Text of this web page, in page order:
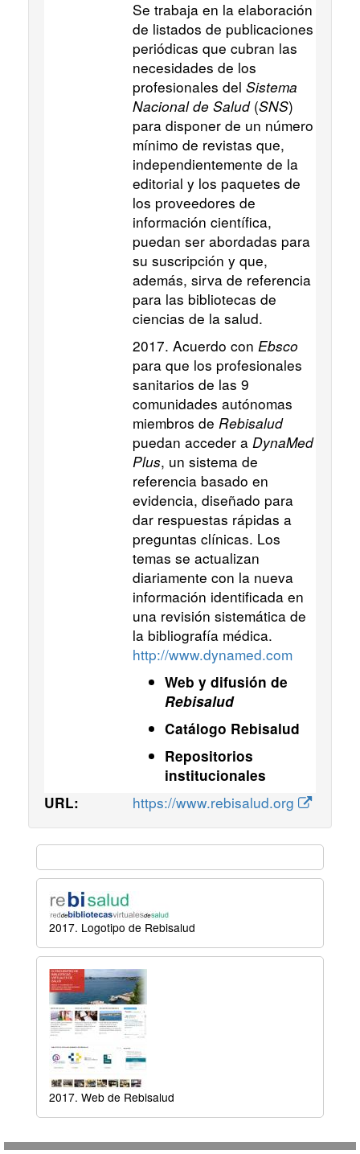
Se trabaja en la elaboración
de listados de publicaciones
periódicas que cubran las
necesidades de los
profesionales del Sistema
Nacional de Salud(SNS)
para disponer de un número
mínimo de revistas que,
independientemente de la
editorial y los paquetes de
los proveedores de
información científica,
puedan ser abordadas para
su suscripción y que,
además, sirva de referencia
para las bibliotecas de
ciencias de la salud.
2017. Acuerdo con Ebsco
para que los profesionales
sanitarios de las 9
comunidades autónomas
miembros de Rebisalud
puedan acceder a DynaMed
Plus, un sistema de
referencia basado en
evidencia, diseñado para
dar respuestas rápidas a
preguntas clínicas. Los
temas se actualizan
diariamente con la nueva
información identificada en
una revisión sistemática de
la bibliografía médica.
http://www.dynamed.com
Web y difusión de
Rebisalud
Catálogo Rebisalud
Repositorios
institucionales
URL:
https://www.rebisalud.org
2017. Logotipo de Rebisalud
2017. Web de Rebisalud